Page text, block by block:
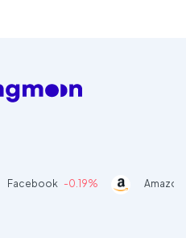
Facebook -0.19%